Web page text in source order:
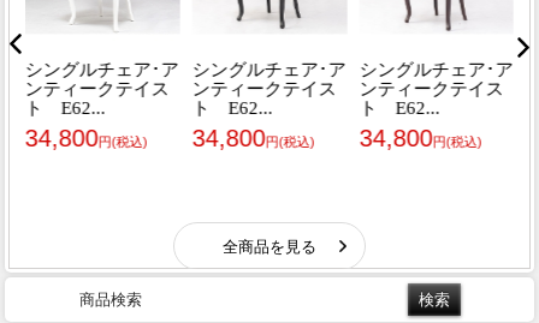
商品検索